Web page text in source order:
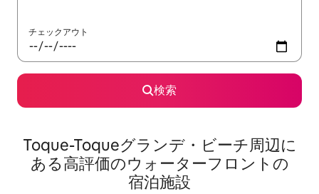
チェックアウト
検索
Toque-Toqueグランデ・ビーチ周辺に
あ⁠る高⁠評⁠価のウ⁠ォ⁠ー⁠タ⁠ーフ⁠ロ⁠ン⁠トの
宿⁠泊⁠施⁠設